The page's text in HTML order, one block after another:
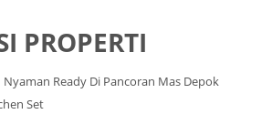
PROPERTI
Ready Di Pancoran Mas Depok
Set